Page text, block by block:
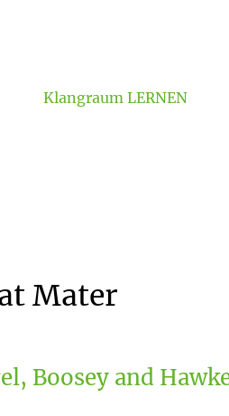
Klangraum LERNEN
Mater
Boosey and